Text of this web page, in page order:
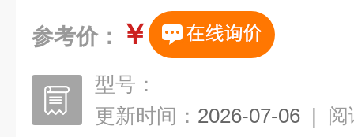
参考价： ￥
型号：
更新时间： 2026-07-06 | 阅